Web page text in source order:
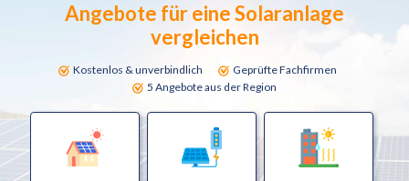
Angebote für eine Solaranlage
vergleichen
Kostenlos & unverbindlich
Geprüfte Fachfirmen
5 Angebote aus der Region